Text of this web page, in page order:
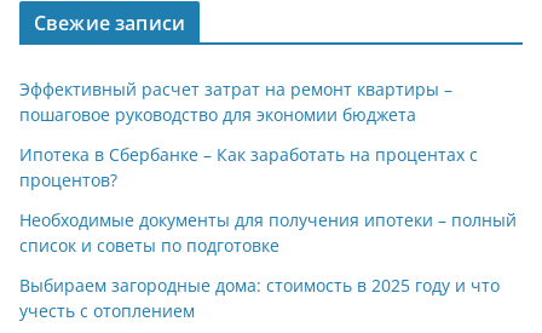
Свежие записи
Эффективный расчет затрат на ремонт квартиры –
пошаговое руководство для экономии бюджета
Ипотека в Сбербанке – Как заработать на процентах с
процентов?
Необходимые документы для получения ипотеки – полный
список и советы по подготовке
Выбираем загородные дома: стоимость в 2025 году и что
учесть с отоплением